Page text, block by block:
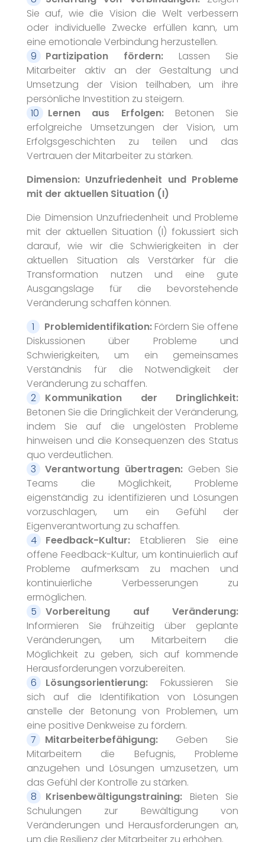
Sie auf, wie die Vision die Welt verbessern
oder individuelle Zwecke erfüllen kann, um
eine emotionale Verbindung herzustellen.
Partizipation fördern: Lassen Sie
Mitarbeiter aktiv an der Gestaltung und
Umsetzung der Vision teilhaben, um ihre
persönliche Investition zu steigern.
Lernen aus Erfolgen:Betonen Sie
erfolgreiche Umsetzungen der Vision, um
Erfolgsgeschichten zu teilen und das
Vertrauen der Mitarbeiter zu stärken.
Dimension: Unzufriedenheit und Probleme
mit der aktuellen Situation (I)
Die Dimension Unzufriedenheit und Probleme
mit der aktuellen Situation (I) fokussiert sich
darauf, wie wir die Schwierigkeiten in der
aktuellen Situation als Verstärker für die
Transformation nutzen und eine gute
Ausgangslage für die bevorstehende
Veränderung schaffen können.
Problemidentifikation: Fördern Sie offene
Diskussionen über Probleme und
Schwierigkeiten, um ein gemeinsames
Verständnis für die Notwendigkeit der
Veränderung zu schaffen.
Kommunikation der Dringlichkeit:
Betonen Sie die Dringlichkeit der Veränderung,
indem Sie auf die ungelösten Probleme
hinweisen und die Konsequenzen des Status
quo verdeutlichen.
Verantwortung übertragen: Geben Sie
Teams die Möglichkeit, Probleme
eigenständig zu identifizieren und Lösungen
vorzuschlagen, um ein Gefühl der
Eigenverantwortung zu schaffen.
Feedback-Kultur: Etablieren Sie eine
offene Feedback-Kultur, um kontinuierlich auf
Probleme aufmerksam zu machen und
kontinuierliche Verbesserungen zu
ermöglichen.
Vorbereitung auf Veränderung:
Informieren Sie frühzeitig über geplante
Veränderungen, um Mitarbeitern die
Möglichkeit zu geben, sich auf kommende
Herausforderungen vorzubereiten.
Lösungsorientierung: Fokussieren Sie
sich auf die Identifikation von Lösungen
anstelle der Betonung von Problemen, um
eine positive Denkweise zu fördern.
Mitarbeiterbefähigung: Geben Sie
Mitarbeitern die Befugnis, Probleme
anzugehen und Lösungen umzusetzen, um
das Gefühl der Kontrolle zu stärken.
Krisenbewältigungstraining: Bieten Sie
Schulungen zur Bewältigung von
Veränderungen und Herausforderungen an,
um die Resilienz der Mitarbeiter zu erhöhen.